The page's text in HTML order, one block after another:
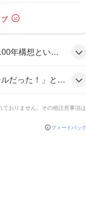
多数のSNS投稿で拡散された可能性がある。
、祝福ムードが広がっている様子だ。
ておりません。その他注意事項は
フィードバック